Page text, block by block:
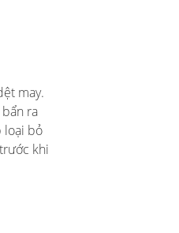
may.
ra
loại bỏ
khi